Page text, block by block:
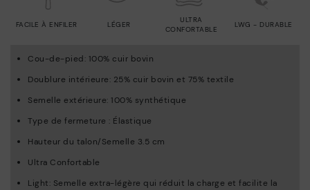
LÉGER
FACILE À ENFILER
ULTRA
CONFORTABLE
LWG - DURABLE
Cou-de-pied: 100% cuir bovin
Doublure intérieure: 25% cuir bovin et 75% textile
Semelle extérieure: 100% synthétique
Type de fermeture : Élastique
Hauteur du talon/Semelle 3.5 cm
Ultra Confortable
Light: Semelle extra-légère qui réduit la charge et facilite la